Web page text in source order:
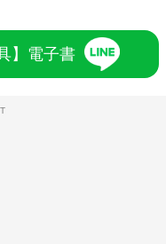
】電子書